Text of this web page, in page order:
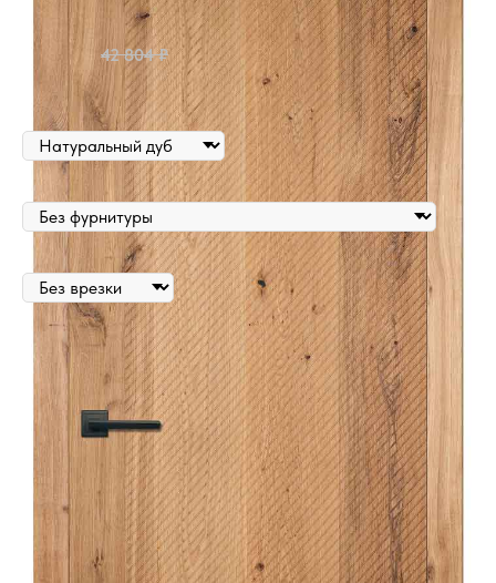
36 382 ₽ 42 804 ₽
Цена за полотно
ВЫБОР ЦВЕТА
ВЫБОР ФУРНИТУРЫ
ВРЕЗКА ФУРНИТУРЫ НА ПРОИЗВОДСТВЕ
Оформить предварительный заказ
Комплектация и фурнитура Описание Характеристики
Стоимость на сайте указана за дверное полотно.